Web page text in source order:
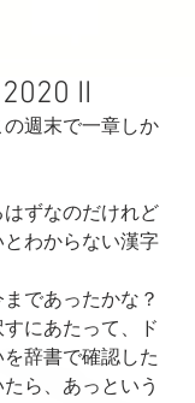
II
週末で一章しか
ずなのだけれど
わからない漢字
であったかな？
にあたって、ド
辞書で確認した
ら、あっという